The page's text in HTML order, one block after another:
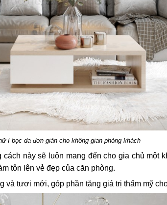
I bọc da đơn giản cho không gian phòng khách
này sẽ luôn mang đến cho gia chủ một
tôn lên vẻ đẹp của căn phòng.
tươi mới, góp phần tăng giá trị thẩm mỹ